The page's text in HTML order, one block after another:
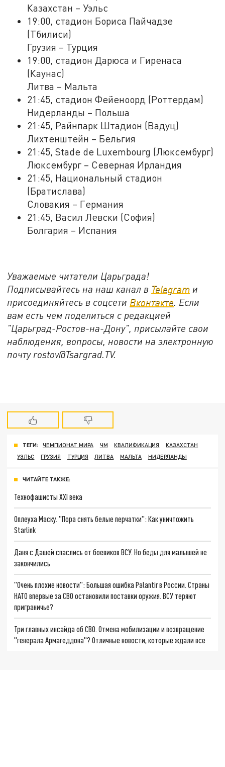
Казахстан – Уэльс
19:00, стадион Бориса Пайчадзе
(Тбилиси)
Грузия – Турция
19:00, стадион Дарюса и Гиренаса
(Каунас)
Литва – Мальта
21:45, стадион Фейеноорд (Роттердам)
Нидерланды – Польша
21:45, Райнпарк Штадион (Вадуц)
Лихтенштейн – Бельгия
21:45, Stade de Luxembourg (Люксембург)
Люксембург – Северная Ирландия
21:45, Национальный стадион
(Братислава)
Словакия – Германия
21:45, Васил Левски (София)
Болгария – Испания
Уважаемые читатели Царьграда!
Подписывайтесь на наш канал в Telegram и
присоединяйтесь в соцсети Вконтакте. Если
вам есть чем поделиться с редакцией
"Царьград-Ростов-на-Дону", присылайте свои
наблюдения, вопросы, новости на электронную
почту rostov@Tsargrad.ТV.
ТЕГИ: ЧЕМПИОНАТ МИРА ЧМ КВАЛИФИКАЦИЯ
КАЗАХСТАН
УЭЛЬС
ГРУЗИЯ ТУРЦИЯ ЛИТВА МАЛЬТА НИДЕРЛАНДЫ
ЧИТАЙТЕ ТАКЖЕ:
Технофашисты XXI века
Оплеуха Маску. "Пора снять белые перчатки": Как уничтожить
Starlink
Даня с Дашей спаслись от боевиков ВСУ. Но беды для малышей не
закончились
"Очень плохие новости": Большая ошибка Palantir в России. Страны
НАТО впервые за СВО остановили поставки оружия. ВСУ теряют
приграничье?
Три главных инсайда об СВО. Отмена мобилизации и возвращение
"генерала Армагеддона"? Отличные новости, которые ждали все